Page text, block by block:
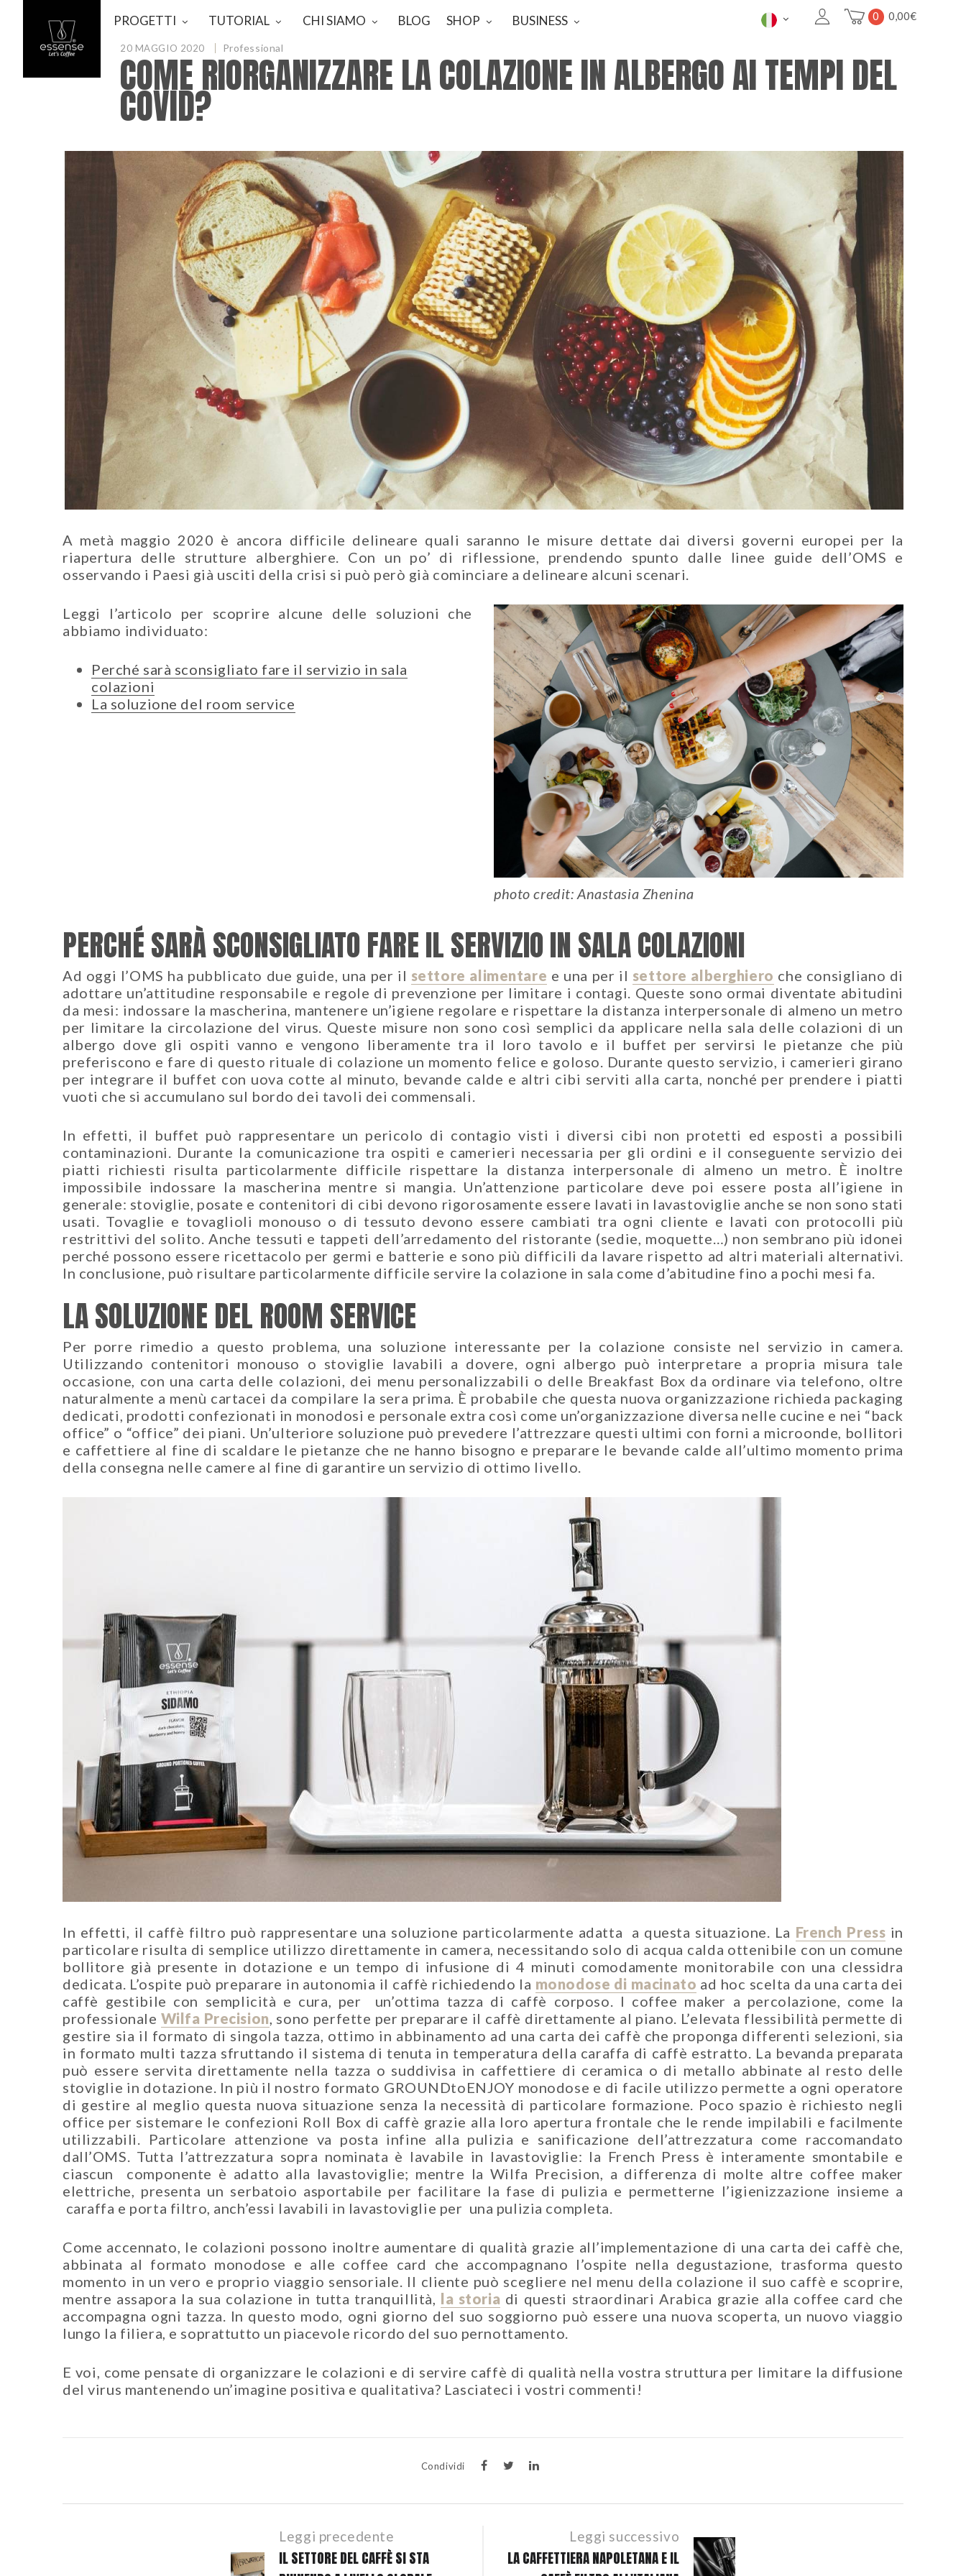
PROGETTI TUTORIAL CHI SIAMO BLOG SHOP BUSINESS 0 0,00€
20 MAGGIO 2020 Professional
COME RIORGANIZZARE LA COLAZIONE IN ALBERGO AI TEMPI DEL
COVID?
A metà maggio 2020 è ancora difficile delineare quali saranno le misure dettate dai diversi governi europei per la
riapertura delle strutture alberghiere. Con un po’ di riflessione, prendendo spunto dalle linee guide dell’OMS e
osservando i Paesi già usciti della crisi si può però già cominciare a delineare alcuni scenari.
Leggi l’articolo per scoprire alcune delle soluzioni che
abbiamo individuato:
Perché sarà sconsigliato fare il servizio in sala
colazioni
La soluzione del room service
photo credit: Anastasia Zhenina
PERCHÉ SARÀ SCONSIGLIATO FARE IL SERVIZIO IN SALA COLAZIONI
Ad oggi l’OMS ha pubblicato due guide, una per il settore alimentare e una per il settore alberghiero che consigliano di
adottare un’attitudine responsabile e regole di prevenzione per limitare i contagi. Queste sono ormai diventate abitudini
da mesi: indossare la mascherina, mantenere un’igiene regolare e rispettare la distanza interpersonale di almeno un metro
per limitare la circolazione del virus. Queste misure non sono così semplici da applicare nella sala delle colazioni di un
albergo dove gli ospiti vanno e vengono liberamente tra il loro tavolo e il buffet per servirsi le pietanze che più
preferiscono e fare di questo rituale di colazione un momento felice e goloso. Durante questo servizio, i camerieri girano
per integrare il buffet con uova cotte al minuto, bevande calde e altri cibi serviti alla carta, nonché per prendere i piatti
vuoti che si accumulano sul bordo dei tavoli dei commensali.
In effetti, il buffet può rappresentare un pericolo di contagio visti i diversi cibi non protetti ed esposti a possibili
contaminazioni. Durante la comunicazione tra ospiti e camerieri necessaria per gli ordini e il conseguente servizio dei
piatti richiesti risulta particolarmente difficile rispettare la distanza interpersonale di almeno un metro. È inoltre
impossibile indossare la mascherina mentre si mangia. Un’attenzione particolare deve poi essere posta all’igiene in
generale: stoviglie, posate e contenitori di cibi devono rigorosamente essere lavati in lavastoviglie anche se non sono stati
usati. Tovaglie e tovaglioli monouso o di tessuto devono essere cambiati tra ogni cliente e lavati con protocolli più
restrittivi del solito. Anche tessuti e tappeti dell’arredamento del ristorante (sedie, moquette…) non sembrano più idonei
perché possono essere ricettacolo per germi e batterie e sono più difficili da lavare rispetto ad altri materiali alternativi.
In conclusione, può risultare particolarmente difficile servire la colazione in sala come d’abitudine fino a pochi mesi fa.
LA SOLUZIONE DEL ROOM SERVICE
Per porre rimedio a questo problema, una soluzione interessante per la colazione consiste nel servizio in camera.
Utilizzando contenitori monouso o stoviglie lavabili a dovere, ogni albergo può interpretare a propria misura tale
occasione, con una carta delle colazioni, dei menu personalizzabili o delle Breakfast Box da ordinare via telefono, oltre
naturalmente a menù cartacei da compilare la sera prima. È probabile che questa nuova organizzazione richieda packaging
dedicati, prodotti confezionati in monodosi e personale extra così come un’organizzazione diversa nelle cucine e nei “back
office” o “office” dei piani. Un’ulteriore soluzione può prevedere l’attrezzare questi ultimi con forni a microonde, bollitori
e caffettiere al fine di scaldare le pietanze che ne hanno bisogno e preparare le bevande calde all’ultimo momento prima
della consegna nelle camere al fine di garantire un servizio di ottimo livello.
In effetti, il caffè filtro può rappresentare una soluzione particolarmente adatta a questa situazione. La French Press in
particolare risulta di semplice utilizzo direttamente in camera, necessitando solo di acqua calda ottenibile con un comune
bollitore già presente in dotazione e un tempo di infusione di 4 minuti comodamente monitorabile con una clessidra
dedicata. L’ospite può preparare in autonomia il caffè richiedendo la monodose di macinato ad hoc scelta da una carta dei
caffè gestibile con semplicità e cura, per un’ottima tazza di caffè corposo. I coffee maker a percolazione, come la
professionale Wilfa Precision, sono perfette per preparare il caffè direttamente al piano. L’elevata flessibilità permette di
gestire sia il formato di singola tazza, ottimo in abbinamento ad una carta dei caffè che proponga differenti selezioni, sia
in formato multi tazza sfruttando il sistema di tenuta in temperatura della caraffa di caffè estratto. La bevanda preparata
può essere servita direttamente nella tazza o suddivisa in caffettiere di ceramica o di metallo abbinate al resto delle
stoviglie in dotazione. In più il nostro formato GROUNDtoENJOY monodose e di facile utilizzo permette a ogni operatore
di gestire al meglio questa nuova situazione senza la necessità di particolare formazione. Poco spazio è richiesto negli
office per sistemare le confezioni Roll Box di caffè grazie alla loro apertura frontale che le rende impilabili e facilmente
utilizzabili. Particolare attenzione va posta infine alla pulizia e sanificazione dell’attrezzatura come raccomandato
dall’OMS. Tutta l’attrezzatura sopra nominata è lavabile in lavastoviglie: la French Press è interamente smontabile e
ciascun componente è adatto alla lavastoviglie; mentre la Wilfa Precision, a differenza di molte altre coffee maker
elettriche, presenta un serbatoio asportabile per facilitare la fase di pulizia e permetterne l’igienizzazione insieme a
caraffa e porta filtro, anch’essi lavabili in lavastoviglie per una pulizia completa.
Come accennato, le colazioni possono inoltre aumentare di qualità grazie all’implementazione di una carta dei caffè che,
abbinata al formato monodose e alle coffee card che accompagnano l’ospite nella degustazione, trasforma questo
momento in un vero e proprio viaggio sensoriale. Il cliente può scegliere nel menu della colazione il suo caffè e scoprire,
mentre assapora la sua colazione in tutta tranquillità, la storia di questi straordinari Arabica grazie alla coffee card che
accompagna ogni tazza. In questo modo, ogni giorno del suo soggiorno può essere una nuova scoperta, un nuovo viaggio
lungo la filiera, e soprattutto un piacevole ricordo del suo pernottamento.
E voi, come pensate di organizzare le colazioni e di servire caffè di qualità nella vostra struttura per limitare la diffusione
del virus mantenendo un’imagine positiva e qualitativa? Lasciateci i vostri commenti!
Condividi
Leggi precedente
IL SETTORE DEL CAFFÈ SI STA
Leggi successivo
LA CAFFETTIERA NAPOLETANA E IL